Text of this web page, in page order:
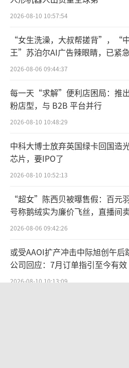
同时，这场控制权拉
的市场份额已从2023年
年的4%以下，其市场排名
山泉、康师傅之后。
渠道受损尤为明显，
天猫汇源官方旗舰店仍未
粉丝的汇源官方旗舰店同
东，汇源果汁相关旗舰店
汁旗舰店”，开店时间为
司为合肥畅饮天下电子商
实业逻辑与资本逻辑碰
这场冲突的本质是实
辑的差异，汇源朱新礼团
牌”的实业闭环，而文盛
2026-08-10 10:57:54
“女生洗澡，大叔帮搓背”，“
王”苏泊尔AI广告辣眼睛，已紧
2026-08-06 09:44:37
每一天“求解”便利店困局：推出
粉店型，与 B2B 平台并行
2026-08-10 10:48:29
中科大博士放弃英国绿卡回国造
芯片，要IPO了
2026-08-10 10:52:13
“超女”陈西贝被曝售假：百元
号称鹅绒实为廉价飞丝，直播间
百万元
2026-08-06 09:42:26
或受AAOI扩产冲击中际旭创午后
公司回应：7月订单指引至今有效
2026-08-10 10:13:09